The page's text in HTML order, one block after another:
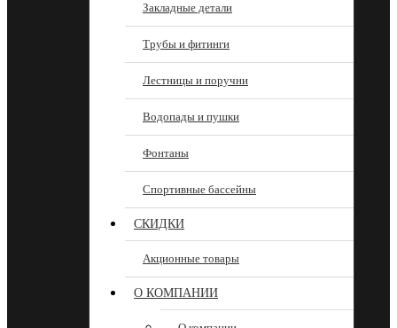
Закладные детали
Трубы и фитинги
Лестницы и поручни
Водопады и пушки
Фонтаны
Спортивные бассейны
СКИДКИ
Акционные товары
О КОМПАНИИ